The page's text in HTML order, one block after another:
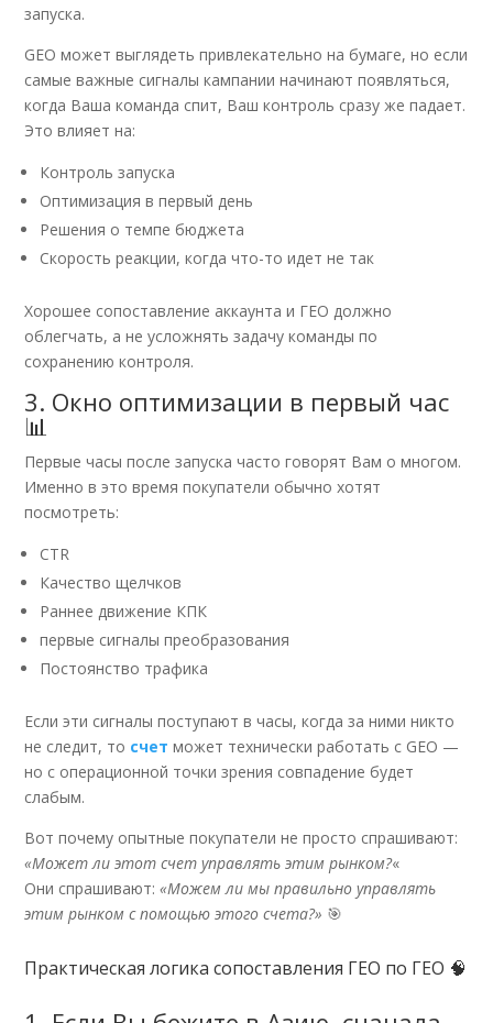
запуска.
GEO может выглядеть привлекательно на бумаге, но если
самые важные сигналы кампании начинают появляться,
когда Ваша команда спит, Ваш контроль сразу же падает.
Это влияет на:
Контроль запуска
Оптимизация в первый день
Решения о темпе бюджета
Скорость реакции, когда что-то идет не так
Хорошее сопоставление аккаунта и ГЕО должно
облегчать, а не усложнять задачу команды по
сохранению контроля.
3. Окно оптимизации в первый час
📊
Первые часы после запуска часто говорят Вам о многом.
Именно в это время покупатели обычно хотят
посмотреть:
CTR
Качество щелчков
Раннее движение КПК
первые сигналы преобразования
Постоянство трафика
Если эти сигналы поступают в часы, когда за ними никто
не следит, то счет может технически работать с GEO —
но с операционной точки зрения совпадение будет
слабым.
Вот почему опытные покупатели не просто спрашивают:
«Может ли этот счет управлять этим рынком?«
Они спрашивают:«Можем ли мы правильно управлять
этим рынком с помощью этого счета?» 🎯
Практическая логика сопоставления ГЕО по ГЕО 🧠